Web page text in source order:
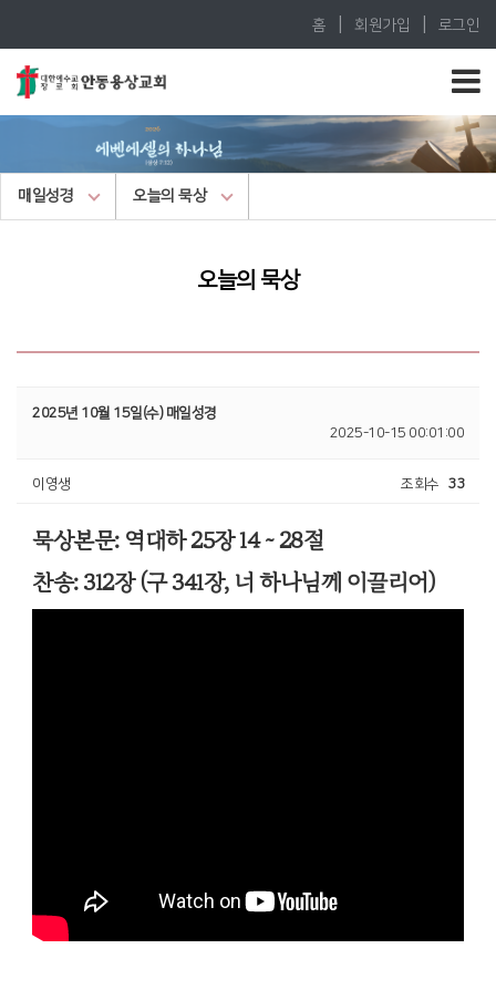
홈 회원가입 로그인
매일성경 오늘의 묵상
오늘의 묵상
2025년 10월 15일(수) 매일성경
2025-10-15 00:01:00
이영생 조회수 33
묵상본문: 역대하 25장 14 ~ 28절
찬송: 312장 (구 341장, 너 하나님께 이끌리어)